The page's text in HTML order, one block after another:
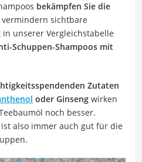
bekämpfen Sie die
sichtbare
unserer Vergleichstabelle
Schuppen-Shampoos mit
Zutaten
oder Ginseng wirken
noch besser.
also immer auch gut für die